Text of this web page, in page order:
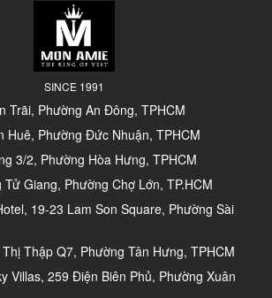
SINCE 1991
Trãi, Phường An Đông, TPHCM
Huê, Phường Đức Nhuận, TPHCM
3/2, Phường Hòa Hưng, TPHCM
Giang, Phường Chợ Lớn, TP.HCM
19-23 Lam Son Square, Phường Sài
Thập Q7, Phường Tân Hưng, TPHCM
Villas, 259 Điện Biên Phủ, Phường Xuân